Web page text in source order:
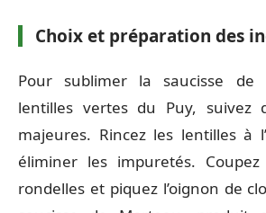
Choix et préparation des
Pour sublimer la saucisse
lentilles vertes du Puy, suivez
majeures. Rincez les lentilles à
éliminer les impuretés.
rondelles et piquez l’oignon de